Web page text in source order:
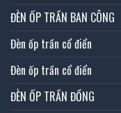
ĐÈN ỐP TRẦN BAN CÔNG
Đèn ốp trần cổ điển
Đèn ốp trần cổ điển
ĐÈN ỐP TRẦN ĐỒNG